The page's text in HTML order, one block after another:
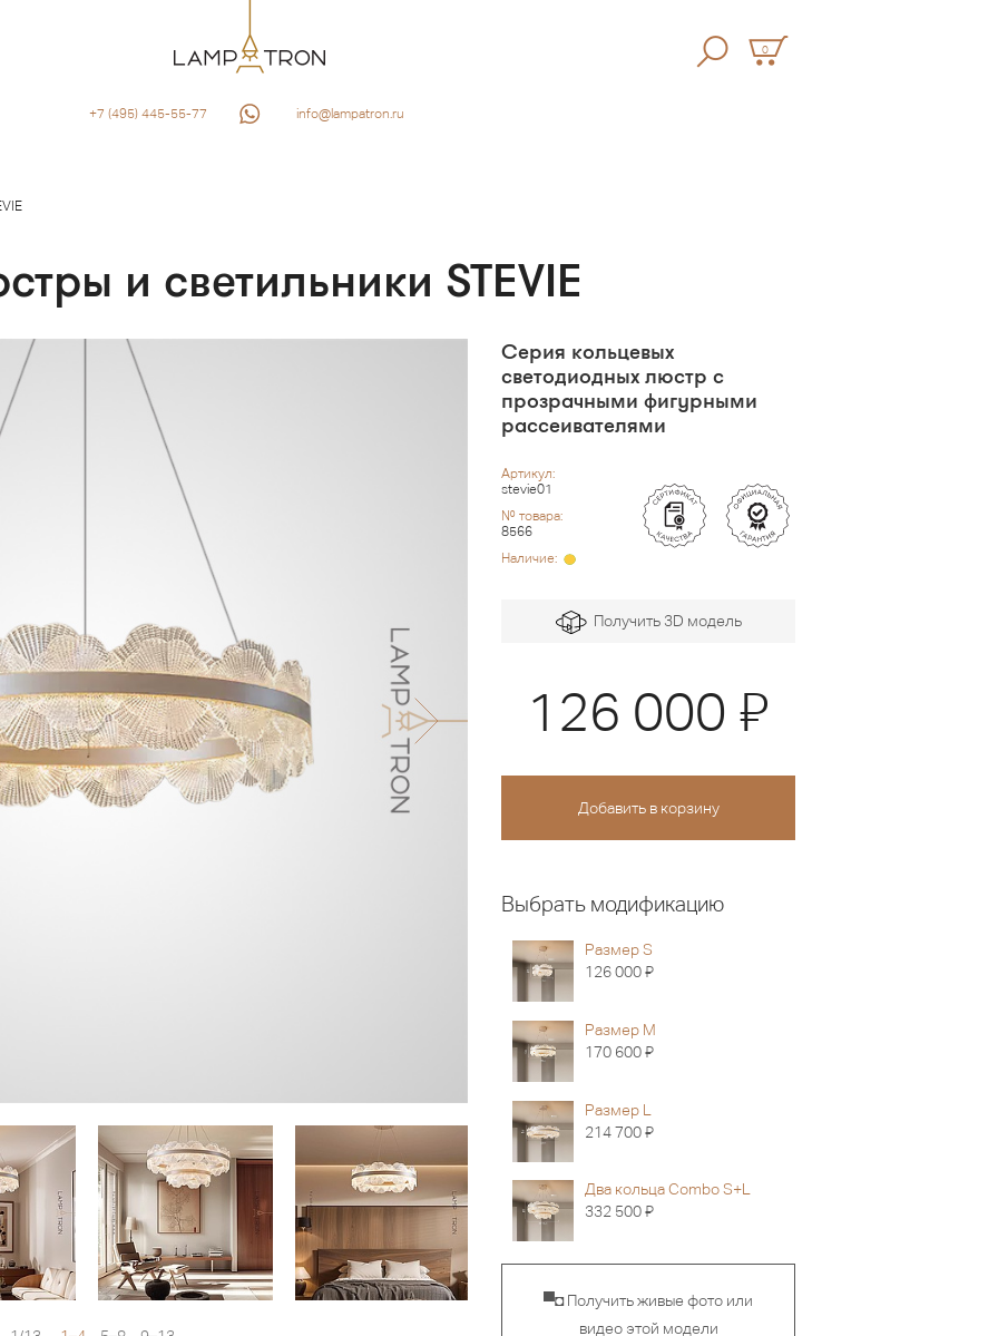
0
+7 (495) 445-55-77 info@lampatron.ru
и светильники STEVIE
Серия кольцевых
светодиодных люстр с
прозрачными фигурными
рассеивателями
Артикул:
stevie01
№ товара:
8566
Наличие:
Получить 3D модель
126 000 Я
Выбрать модификацию
Размер S
126 000Я
Размер M
170 600Я
Размер L
214 700Я
Два кольца Combo S+L
332 500Я
▀◘ Получить живые фото или
видео этой модели